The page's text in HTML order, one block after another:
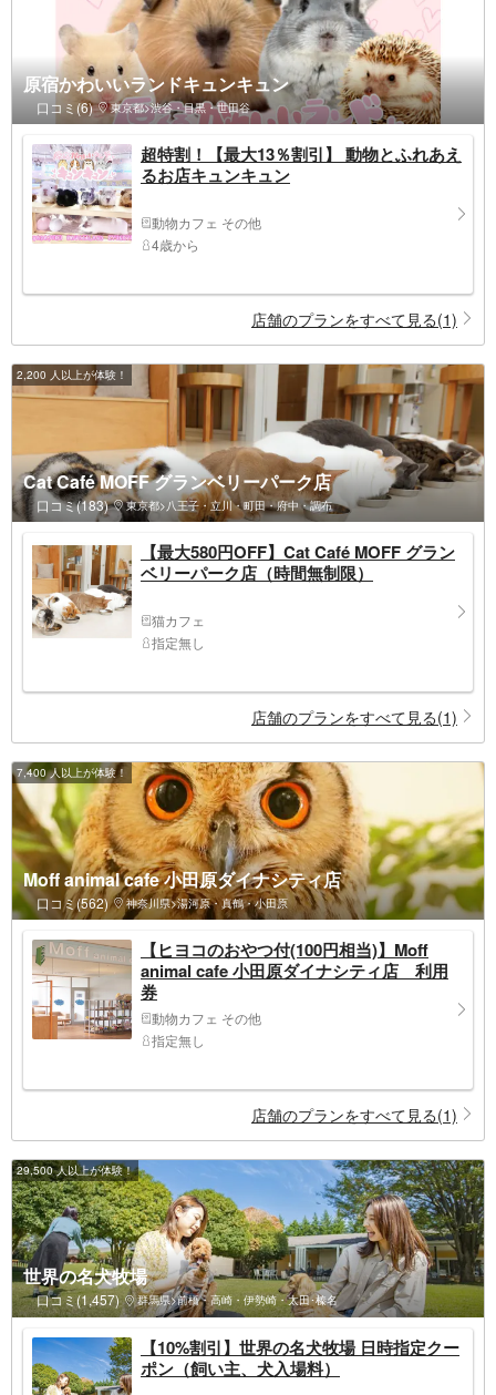
原宿かわいいランドキュンキュン
口コミ(6) 東京都>渋谷・目黒・世田谷
超特割！【最大13％割引】 動物とふれあえ
るお店キュンキュン
動物カフェ その他
4歳から
店舗のプランをすべて見る(1)
2,200 人以上が体験！
Cat Café MOFF グランベリーパーク店
口コミ(183) 東京都>八王子・立川・町田・府中・調布
【最大580円OFF】Cat Café MOFF グラン
ベリーパーク店（時間無制限）
猫カフェ
指定無し
店舗のプランをすべて見る(1)
7,400 人以上が体験！
Moff animal cafe 小田原ダイナシティ店
口コミ(562) 神奈川県>湯河原・真鶴・小田原
【ヒヨコのおやつ付(100円相当)】Moff
animal cafe 小田原ダイナシティ店 利用
券
動物カフェ その他
指定無し
店舗のプランをすべて見る(1)
29,500 人以上が体験！
世界の名犬牧場
口コミ(1,457) 群馬県>前橋・高崎・伊勢崎・太田･榛名
【10%割引】世界の名犬牧場 日時指定クー
ポン（飼い主、犬入場料）